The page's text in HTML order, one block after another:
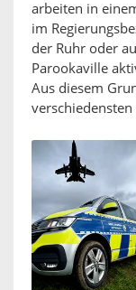
arbeiten in
im
der Ruhr oder
Parookaville
Aus diesem